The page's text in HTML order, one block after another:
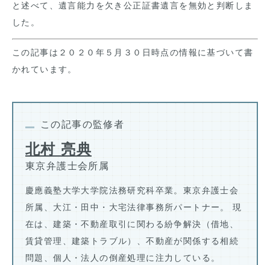
と述べて、遺言能力を欠き公正証書遺言を無効と判断しま
した。
この記事は２０２０年５月３０日時点の情報に基づいて書
かれています。
この記事の監修者
北村 亮典
東京弁護士会所属
慶應義塾大学大学院法務研究科卒業。東京弁護士会
所属、大江・田中・大宅法律事務所パートナー。 現
在は、建築・不動産取引に関わる紛争解決（借地、
賃貸管理、建築トラブル）、不動産が関係する相続
問題、個人・法人の倒産処理に注力している。